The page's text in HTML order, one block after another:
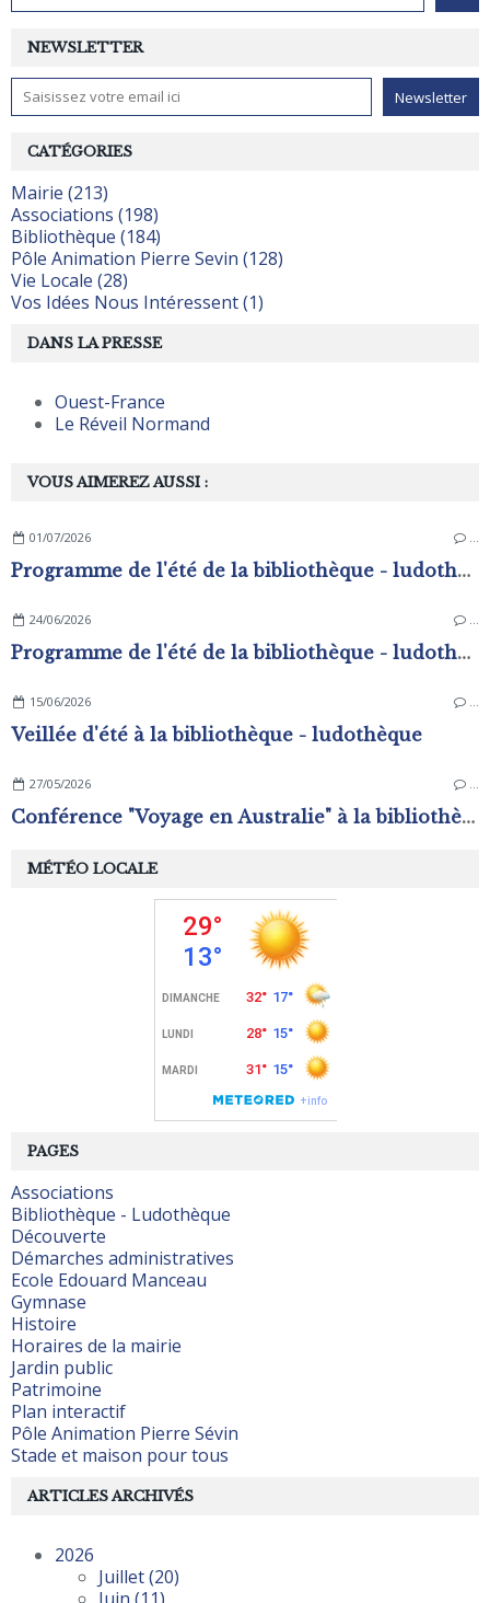
NEWSLETTER
VOUS AIMEREZ AUSSI :
01/07/2026 …
Programme de l'été de la bibliothèque - ludothèque
24/06/2026 …
Programme de l'été de la bibliothèque - ludothèque
15/06/2026 …
Veillée d'été à la bibliothèque - ludothèque
27/05/2026 …
Conférence "Voyage en Australie" à la bibliothèque - ludothèque
PAGES
Associations
Bibliothèque - Ludothèque
Découverte
Démarches administratives
Ecole Edouard Manceau
Gymnase
Histoire
Horaires de la mairie
Jardin public
Patrimoine
Plan interactif
Pôle Animation Pierre Sévin
Stade et maison pour tous
CATÉGORIES
Mairie (213)
Associations (198)
Bibliothèque (184)
Pôle Animation Pierre Sevin (128)
Vie Locale (28)
Vos Idées Nous Intéressent (1)
MÉTÉO LOCALE
DANS LA PRESSE
Ouest-France
Le Réveil Normand
ARTICLES ARCHIVÉS
2026
Juillet(20)